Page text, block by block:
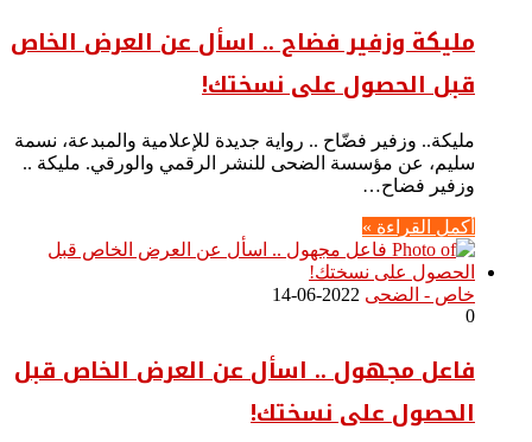
مليكة وزفير فضاح .. اسأل عن العرض الخاص
قبل الحصول على نسختك!
مليكة.. وزفير فضّاح .. رواية جديدة للإعلامية والمبدعة، نسمة
سليم، عن مؤسسة الضحى للنشر الرقمي والورقي. مليكة ..
وزفير فضاح…
أكمل القراءة »
خاص - الضحى 2022-06-14
0
فاعل مجهول .. اسأل عن العرض الخاص قبل
الحصول على نسختك!